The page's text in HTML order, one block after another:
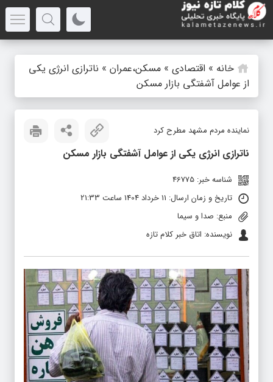
خانه » اقتصادی » مسکن،عمران » ناترازی انرژی یکی
از عوامل آشفتگی بازار مسکن
نماینده مردم مشهد مطرح کرد
ناترازی انرژی یکی از عوامل آشفتگی بازار مسکن
شناسه خبر: 46775
تاریخ و زمان ارسال: 11 خرداد 1404 ساعت 21:33
منبع: صدا و سیما
نویسنده: اتاق خبر کلام تازه